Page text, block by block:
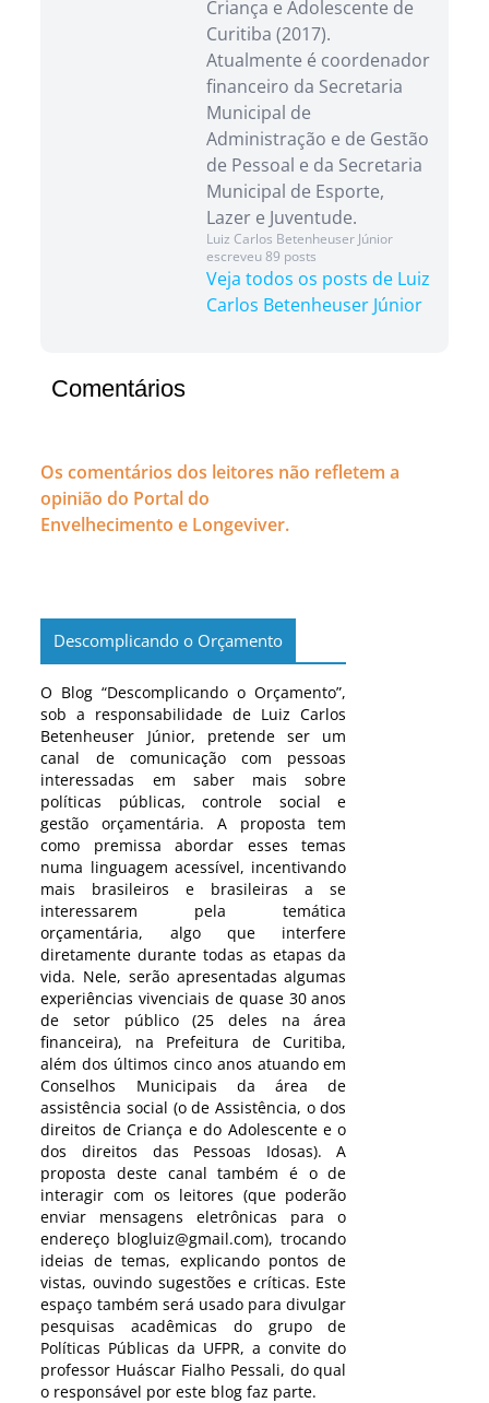
Criança e Adolescente de
Curitiba (2017).
Atualmente é coordenador
financeiro da Secretaria
Municipal de
Administração e de Gestão
de Pessoal e da Secretaria
Municipal de Esporte,
Lazer e Juventude.
Luiz Carlos Betenheuser Júnior
escreveu 89 posts
Veja todos os posts de Luiz
Carlos Betenheuser Júnior
Comentários
Os comentários dos leitores não refletem a
opinião do Portal do
Envelhecimento e Longeviver.
Descomplicando o Orçamento
O Blog “Descomplicando o Orçamento”,
sob a responsabilidade de Luiz Carlos
Betenheuser Júnior, pretende ser um
canal de comunicação com pessoas
interessadas em saber mais sobre
políticas públicas, controle social e
gestão orçamentária. A proposta tem
como premissa abordar esses temas
numa linguagem acessível, incentivando
mais brasileiros e brasileiras a se
interessarem pela temática
orçamentária, algo que interfere
diretamente durante todas as etapas da
vida. Nele, serão apresentadas algumas
experiências vivenciais de quase 30 anos
de setor público (25 deles na área
financeira), na Prefeitura de Curitiba,
além dos últimos cinco anos atuando em
Conselhos Municipais da área de
assistência social (o de Assistência, o dos
direitos de Criança e do Adolescente e o
dos direitos das Pessoas Idosas). A
proposta deste canal também é o de
interagir com os leitores (que poderão
enviar mensagens eletrônicas para o
endereço blogluiz@gmail.com), trocando
ideias de temas, explicando pontos de
vistas, ouvindo sugestões e críticas. Este
espaço também será usado para divulgar
pesquisas acadêmicas do grupo de
Políticas Públicas da UFPR, a convite do
professor Huáscar Fialho Pessali, do qual
o responsável por este blog faz parte.